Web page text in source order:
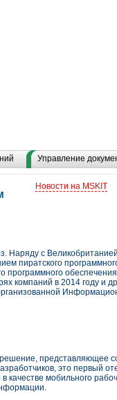
Управление
Новости на MSKIT
Наряду с
пиратского
программного обеспечения
компаний в 2014 году и
представляющее
это первый
мобильного